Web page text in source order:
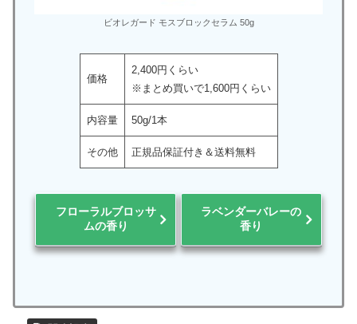
ビオレガード モスブロックセラム 50g
価格
2,400円くらい
※まとめ買いで1,600円くらい
内容量 50g/1本
その他 正規品保証付き＆送料無料
フローラルブロッサ
ムの香り
ラベンダーバレーの
香り